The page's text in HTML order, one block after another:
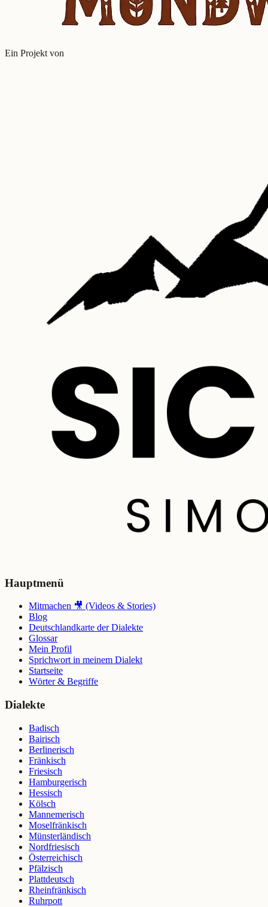
Ein Projekt von
Hauptmenü
Mitmachen 🎥 (Videos & Stories)
Blog
Deutschlandkarte der Dialekte
Glossar
Mein Profil
Sprichwort in meinem Dialekt
Startseite
Wörter & Begriffe
Dialekte
Badisch
Bairisch
Berlinerisch
Fränkisch
Friesisch
Hamburgerisch
Hessisch
Kölsch
Mannemerisch
Moselfränkisch
Münsterländisch
Nordfriesisch
Österreichisch
Pfälzisch
Plattdeutsch
Rheinfränkisch
Ruhrpott